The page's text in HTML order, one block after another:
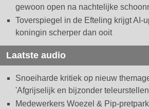
gewoon open na nachtelijke
Toverspiegel in de Efteling krijgt AI-
koningin scherper dan ooit
Laatste audio
Snoeiharde kritiek op nieuw
'Afgrijselijk en bijzonder
Medewerkers Woezel & Pip-